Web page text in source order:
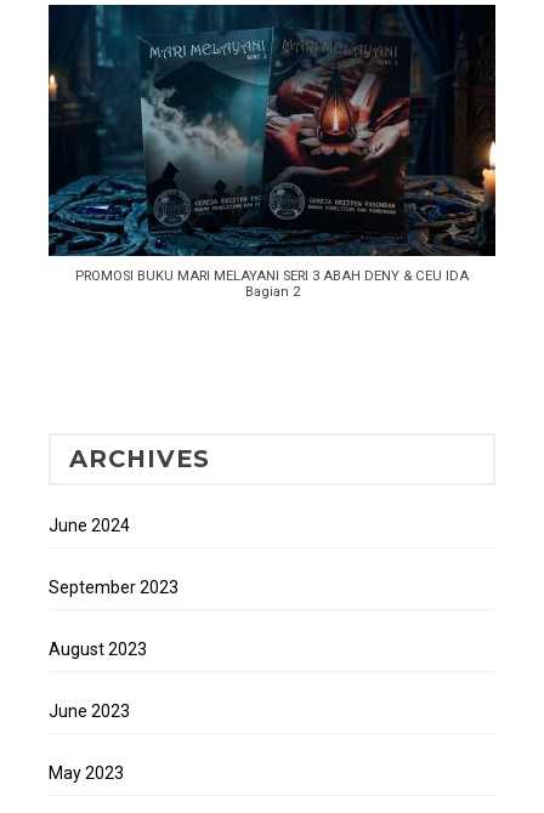
PROMOSI BUKU MARI MELAYANI SERI 3 ABAH DENY & CEU IDA
Bagian 2
ARCHIVES
June 2024
September 2023
August 2023
June 2023
May 2023